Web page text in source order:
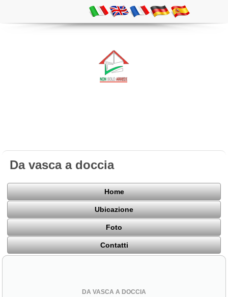
Da vasca a doccia
Home
Ubicazione
Foto
Contatti
DA VASCA A DOCCIA